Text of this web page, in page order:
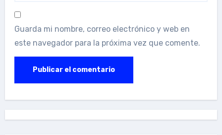
Guarda mi nombre, correo electrónico y web en
este navegador para la próxima vez que comente.